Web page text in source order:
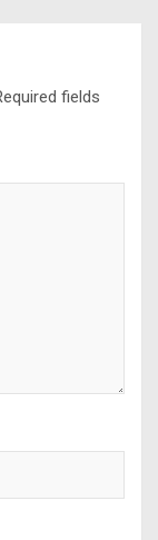
fields